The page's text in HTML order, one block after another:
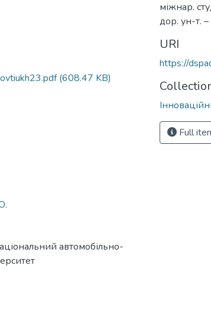
(608.47 KB)
автомобільно-
міжнар.
дор. ун-т.
URI
https://
Full